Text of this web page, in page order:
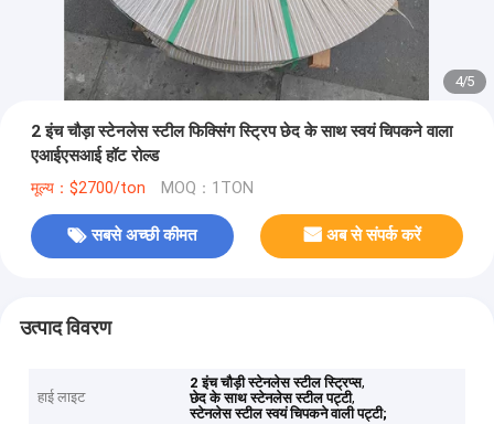
4/5
2 इंच चौड़ा स्टेनलेस स्टील फिक्सिंग स्ट्रिप छेद के साथ स्वयं चिपकने वाला
एआईएसआई हॉट रोल्ड
मूल्य：$2700/ton MOQ：1TON
सबसे अच्छी कीमत अब से संपर्क करें
उत्पाद विवरण
हाई लाइट
2 इंच चौड़ी स्टेनलेस स्टील स्ट्रिप्स,
छेद के साथ स्टेनलेस स्टील पट्टी,
स्टेनलेस स्टील स्वयं चिपकने वाली पट्टी;